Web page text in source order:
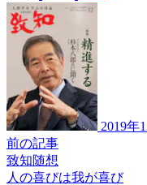
2019年
前の記事
致知随想
人の喜びは我が喜び